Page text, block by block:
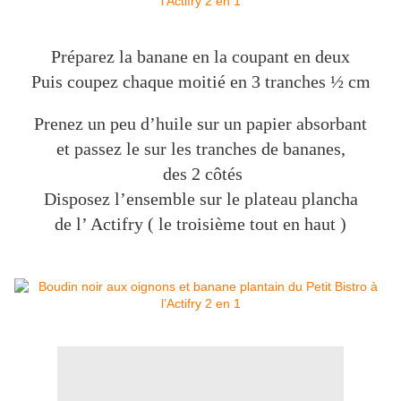
Préparez la banane en la coupant en deux
Puis coupez chaque moitié en 3 tranches ½ cm
Prenez un peu d’huile sur un papier absorbant
et passez le sur les tranches de bananes,
des 2 côtés
Disposez l’ensemble sur le plateau plancha
de l’ Actifry ( le troisième tout en haut )